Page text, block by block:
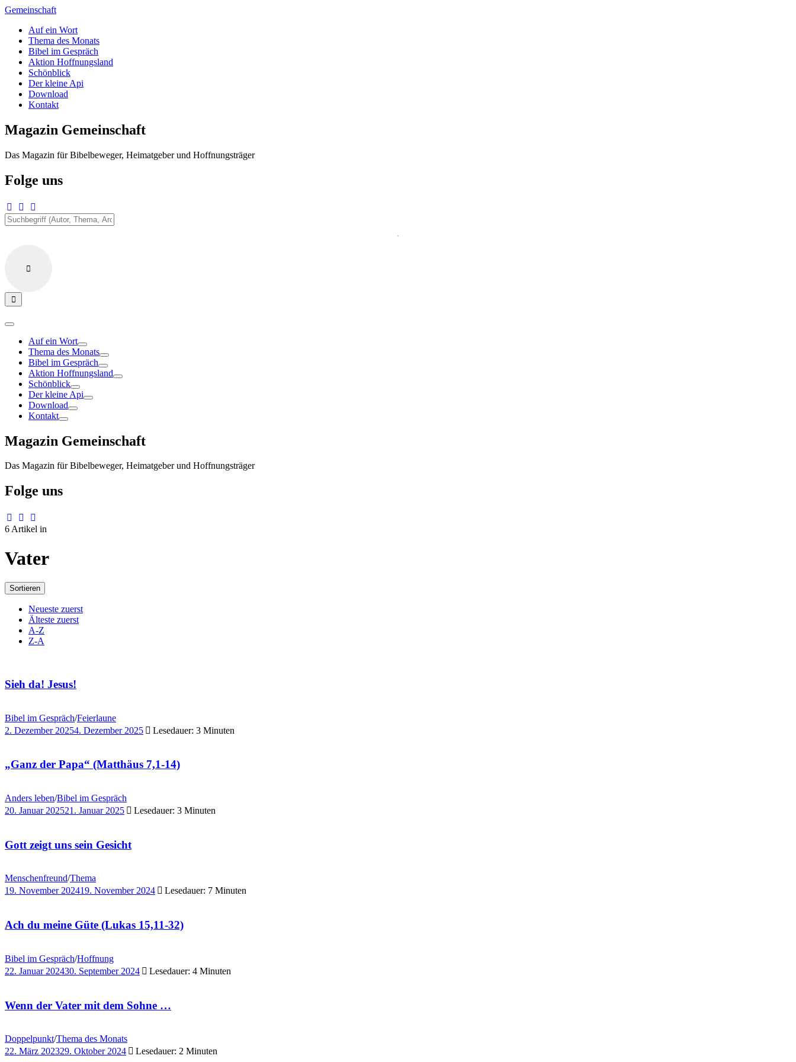
Zum
springen
Gemeinschaft
Auf ein Wort
Thema des Monats
Bibel im Gespräch
Aktion Hoffnungsland
Schönblick
Der kleine Api
Download
Kontakt
Magazin Gemeinschaft
Das Magazin für Bibelbeweger, Heimatgeber und Hoffnungsträger
Folge uns
Auf ein Wort
Thema des Monats
Bibel im Gespräch
Aktion Hoffnungsland
Schönblick
Der kleine Api
Download
Kontakt
Magazin Gemeinschaft
Das Magazin für Bibelbeweger, Heimatgeber und Hoffnungsträger
Folge uns
6 Artikel in
Vater
Sortieren
Neueste zuerst
Älteste zuerst
A-Z
Z-A
Sieh da! Jesus!
Bibel im Gespräch/Feierlaune
2. Dezember 20254. Dezember 2025 Lesedauer: 3 Minuten
„Ganz der Papa“ (Matthäus 7,1-14)
Anders leben/Bibel im Gespräch
20. Januar 202521. Januar 2025 Lesedauer: 3 Minuten
Gott zeigt uns sein Gesicht
Menschenfreund/Thema
19. November 202419. November 2024 Lesedauer: 7 Minuten
Ach du meine Güte (Lukas 15,11-32)
Bibel im Gespräch/Hoffnung
22. Januar 202430. September 2024 Lesedauer: 4 Minuten
Wenn der Vater mit dem Sohne …
Doppelpunkt/Thema des Monats
22. März 202329. Oktober 2024 Lesedauer: 2 Minuten